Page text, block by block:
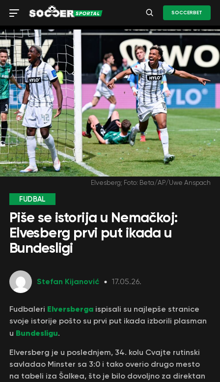
SOCCERBET
Elvesberg; Foto: Beta/AP/Uwe Anspach
FUDBAL
Piše se istorija u Nemačkoj:
Elvesberg prvi put ikada u
Bundesligi
Stefan Kijanović 17.05.26.
Fudbaleri Elversberga ispisali su najlepše stranice
svoje istorije pošto su prvi put ikada izborili plasman
u Bundesligu.
Elversberg je u poslednjem, 34. kolu Cvajte rutinski
savladao Minster sa 3:0 i tako overio drugo mesto
na tabeli iza Šalkea, što je bilo dovoljno za direktan